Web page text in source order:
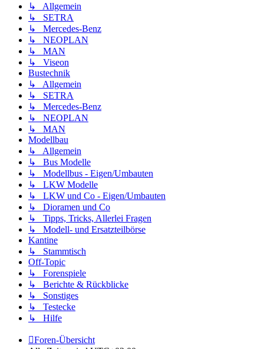
↳ Allgemein
↳ SETRA
↳ Mercedes-Benz
↳ NEOPLAN
↳ MAN
↳ Viseon
Bustechnik
↳ Allgemein
↳ SETRA
↳ Mercedes-Benz
↳ NEOPLAN
↳ MAN
Modellbau
↳ Allgemein
↳ Bus Modelle
↳ Modellbus - Eigen/Umbauten
↳ LKW Modelle
↳ LKW und Co - Eigen/Umbauten
↳ Dioramen und Co
↳ Tipps, Tricks, Allerlei Fragen
↳ Modell- und Ersatzteilbörse
Kantine
↳ Stammtisch
Off-Topic
↳ Forenspiele
↳ Berichte & Rückblicke
↳ Sonstiges
↳ Testecke
↳ Hilfe
Foren-Übersicht